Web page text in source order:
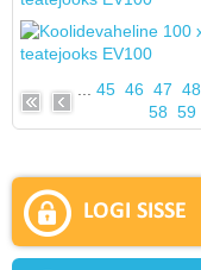
45 46 47 48
58 59
LOGI SISSE